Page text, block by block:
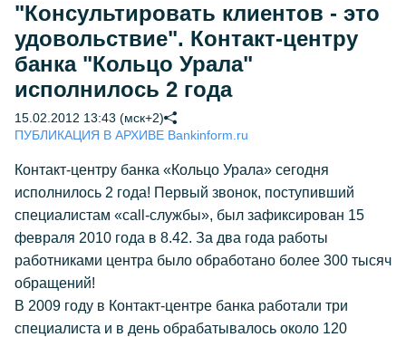
"Консультировать клиентов - это
удовольствие". Контакт-центру
банка "Кольцо Урала"
исполнилось 2 года
15.02.2012 13:43 (мск+2)
ПУБЛИКАЦИЯ В АРХИВЕ Bankinform.ru
Контакт-центру банка «Кольцо Урала» сегодня
исполнилось 2 года! Первый звонок, поступивший
специалистам «call-службы», был зафиксирован 15
февраля 2010 года в 8.42. За два года работы
работниками центра было обработано более 300 тысяч
обращений!
В 2009 году в Контакт-центре банка работали три
специалиста и в день обрабатывалось около 120